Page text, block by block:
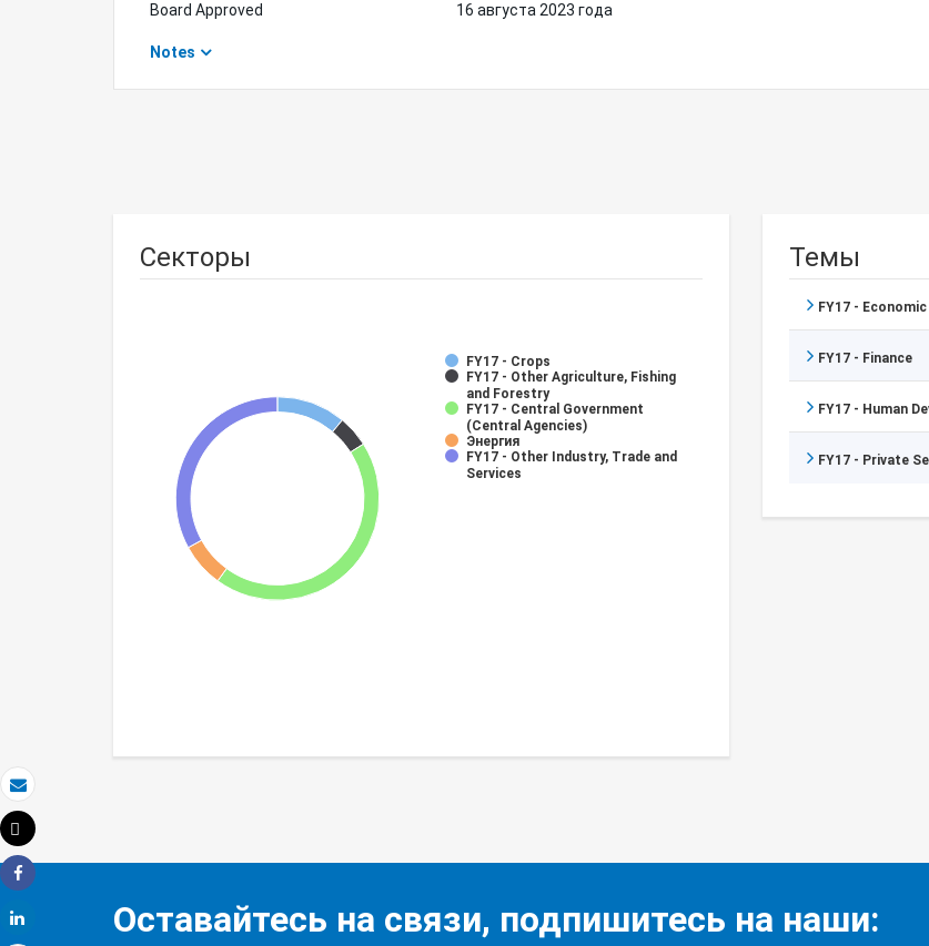
Электронная почта
Распечатать
Tweet
Share
Board Approved
16 августа 2023 года
Notes
Секторы
FY17 - Crops
FY17 - Other Agriculture, Fishing
and Forestry
FY17 - Central Government
(Central Agencies)
Энергия
FY17 - Other Industry, Trade and
Services
Темы
FY17 -
FY17 - Finance
FY17 - Human
FY17 - Private
Оставайтесь на связи, подпишитесь на наши: